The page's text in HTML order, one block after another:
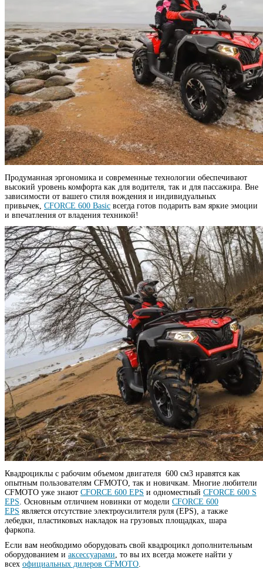
Продуманная эргономика и современные технологии обеспечивают
высокий уровень комфорта как для водителя, так и для пассажира. Вне
зависимости от вашего стиля вождения и индивидуальных
привычек, CFORCE 600 Basic всегда готов подарить вам яркие эмоции
и впечатления от владения техникой!
Квадроциклы с рабочим объемом двигателя 600 см3 нравятся как
опытным пользователям СFMOTO, так и новичкам. Многие любители
CFMOTO уже знают CFORCE 600 EPS и одноместный CFORCE 600 S
EPS . Основным отличием новинки от модели CFORCE 600
EPS является отсутствие электроусилителя руля (EPS), а также
лебедки, пластиковых накладок на грузовых площадках, шара
фаркопа.
Если вам необходимо оборудовать свой квадроцикл дополнительным
оборудованием и аксессуарами , то вы их всегда можете найти у
всех официальных дилеров CFMOTO